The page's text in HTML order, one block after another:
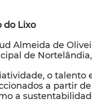
do Lixo
Almeida de
de
o talento
a partir
a